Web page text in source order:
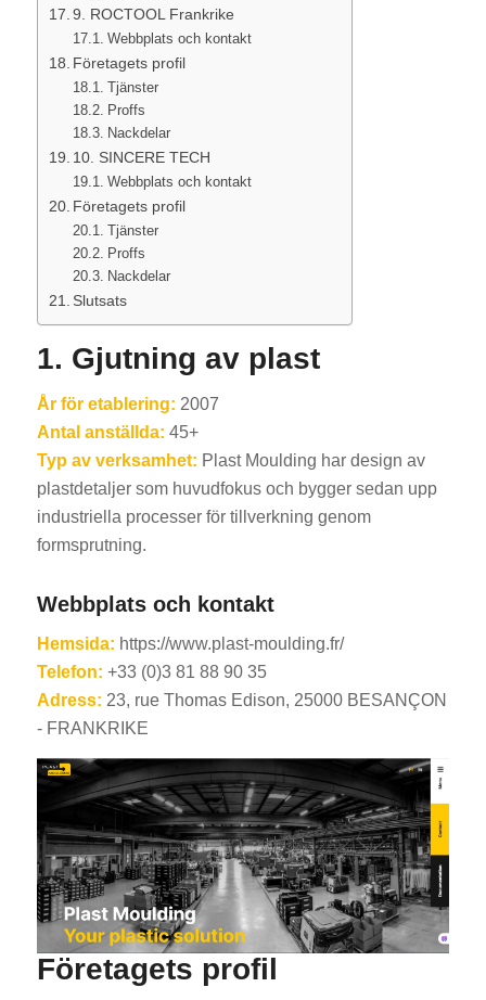
9. ROCTOOL Frankrike
Webbplats och kontakt
Företagets profil
Tjänster
Proffs
Nackdelar
10. SINCERE TECH
Webbplats och kontakt
Företagets profil
Tjänster
Proffs
Nackdelar
Slutsats
1. Gjutning av plast
År för etablering: 2007
Antal anställda: 45+
Typ av verksamhet: Plast Moulding har design av
plastdetaljer som huvudfokus och bygger sedan upp
industriella processer för tillverkning genom
formsprutning.
Webbplats och kontakt
Hemsida: https://www.plast-moulding.fr/
Telefon: +33 (0)3 81 88 90 35
Adress: 23, rue Thomas Edison, 25000 BESANÇON
- FRANKRIKE
Företagets profil